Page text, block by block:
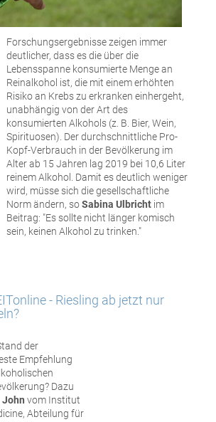
Forschungsergebnisse zeigen immer
deutlicher, dass es die über die
Lebensspanne konsumierte Menge an
Reinalkohol ist, die mit einem erhöhten
Risiko an Krebs zu erkranken einhergeht,
unabhängig von der Art des
konsumierten Alkohols (z. B. Bier, Wein,
Spirituosen). Der durchschnittliche Pro-
Kopf-Verbrauch in der Bevölkerung im
Alter ab 15 Jahren lag 2019 bei 10,6 Liter
reinem Alkohol. Damit es deutlich weniger
wird, müsse sich die gesellschaftliche
Norm ändern, soSabina Ulbrichtim
Beitrag: "Es sollte nicht länger komisch
sein, keinen Alkohol zu trinken."
- Riesling ab jetzt nur
der
Empfehlung
Dazu
John vom Institut
Abteilung für